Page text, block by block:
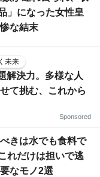
」になった女性皇
な結末
未来
解決力。多様な人
て挑む、これから
Sponsored
きは水でも食料で
れだけは担いで逃
なモノ2選